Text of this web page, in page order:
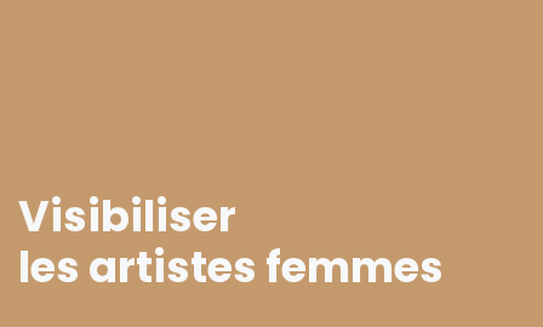
Visibiliser
les artistes femmes